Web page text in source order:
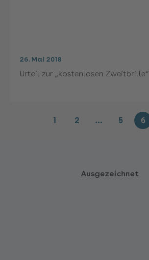
26. Mai 2018
Urteil zur „kostenlosen Zweitbrille“
1 2 … 5 6
Ausgezeichnet